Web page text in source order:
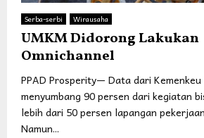
Serba-serbi Wirausaha
UMKM Didorong Lakukan
Omnichannel
PPAD Prosperity— Data dari
menyumbang 90 persen dari kegiatan
lebih dari 50 persen lapangan
Namun...